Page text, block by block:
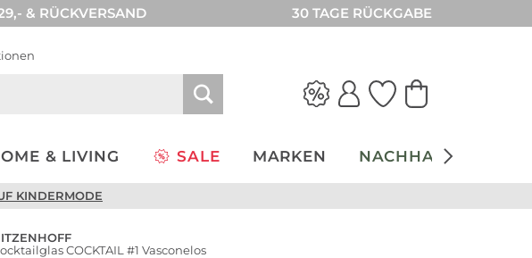
& RÜCKVERSAND 30 TAGE RÜCKGABE
& LIVING SALE MARKEN NACHHALTIGKEIT
KINDERMODE
COCKTAIL #1 Vasconelos